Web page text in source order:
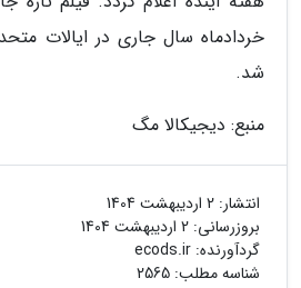
خردادماه سال جاری در ایالات
شد.
منبع: دیجیکالا مگ
انتشار: 2 اردیبهشت 1404
بروزرسانی: 2 اردیبهشت 1404
گردآورنده: ecods.ir
شناسه مطلب: 2565